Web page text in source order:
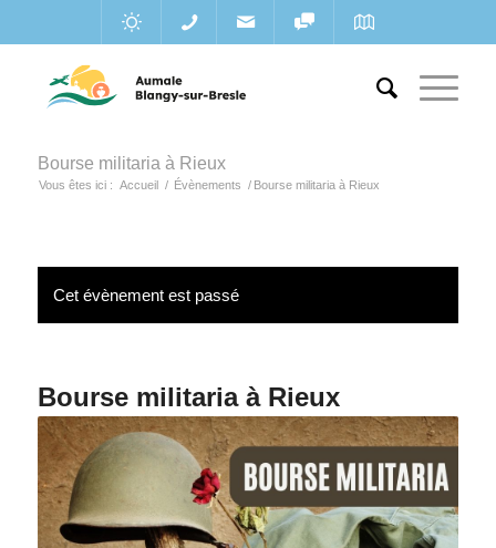
Bourse militaria à Rieux
Vous êtes ici : Accueil / Évènements / Bourse militaria à Rieux
Cet évènement est passé
Bourse militaria à Rieux